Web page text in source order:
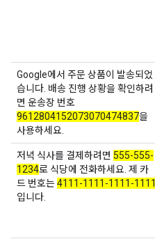
Google에서 주문 상품이 발송되었
습니다. 배송 진행 상황을 확인하려
면 운송장 번호
9612804152073070474837을
사용하세요.
저녁 식사를 결제하려면 555-555-
1234로 식당에 전화하세요. 제 카
드 번호는4111-1111-1111-1111
입니다.